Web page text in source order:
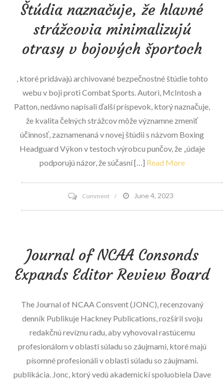
Štúdia naznačuje, že hlavné
strážcovia minimalizujú
otrasy v bojových športoch
, ktoré pridávajú archivované bezpečnostné štúdie tohto
webu v boji proti Combat Sports. Autori, McIntosh a
Patton, nedávno napísali ďalší príspevok, ktorý naznačuje,
že kvalita čelných strážcov môže významne zmeniť
účinnosť, zaznamenaná v novej štúdii s názvom Boxing
Headguard Výkon v testoch výrobcu punčov, že „údaje
podporujú názor, že súčasní […] Read More
Commenton
Štúdia
hlavné
minimalizujú
v
bojových
športoch
June 4, 2023
Journal of NCAA Consonds
Expands Editor Review Board
The Journal of NCAA Consvent (JONC), recenzovaný
denník Publikuje Hackney Publications, rozšíril svoju
redakčnú revíznu radu, aby vyhovoval rastúcemu
profesionálom v oblasti súladu so záujmami, ktoré majú
písomné profesionáli v oblasti súladu so záujmami.
publikácia. Jonc, ktorý vedú akademickí spoluobiela Dave